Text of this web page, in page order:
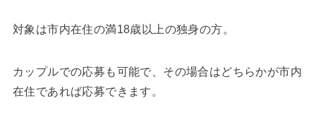
対象は市内在住の満18歳以上の独身の方。
カップルでの応募も可能で、その場合はどちらかが市内
在住であれば応募できます。